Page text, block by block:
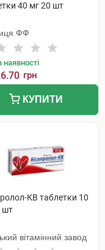
40 мг 20 шт
ФФ
наявності
грн
КУПИТИ
КВ таблетки 10
шт
вітамінний завод